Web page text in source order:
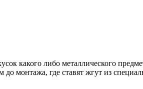
какого либо металлического
монтажа, где ставят жгут из